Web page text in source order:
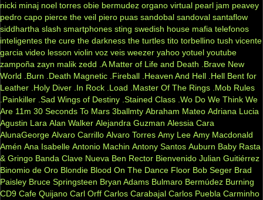
nicki minaj noel torres obie bermudez organo virtual pearl jam peavey
pedro capo pierce the veil piero puas sandobal sandoval santaflow
siddhartha slash smartphones sting swedish house mafia telefonos
inteligentes the cure the darkness the turtles tito torbellino tush vicente
garcia video lesson violin voz veis weezer yahoo yotuel youtube
zampoña zayn malik zedd .A Matter of Life and Death
.Brave New
World
.Burn .Death Magnetic .Fireball .Heaven And Hell .Hell Bent for
Leather .Holy Diver .In Rock .Load .Master Of The Rings .Mob Rules
.Painkiller .Sad Wings of Destiny .Stained Class .Wo Do We Think We
Are 11m 30 Seconds To Mars 3ballmty Abraham Mateo Adriana Lucia
Agustin Lara Alan Walker Alejandra Guzman Alessia Cara
AlunaGeorge Alvaro Carrillo Alvaro Torres Amy Lee Amy Macdonald
Amén Ana Isabelle Antonio Machin Antony Santos Auburn Baby Rasta
& Gringo Banda Clave Nueva Ben Rector Bienvenido Julian Guitiérrez
Binomio de Oro Blondie Blood On The Dance Floor Bob Seger Brad
Paisley Bruce Springsteen Bryan Adams Bulmaro Bermúdez Burning
CD9 Cafe Quijano Carl Orff Carlos Carabajal Carlos Puebla Carminho